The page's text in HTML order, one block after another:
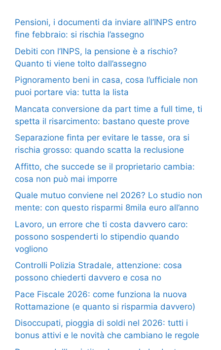
Pensioni, i documenti da inviare all’INPS entro
fine febbraio: si rischia l’assegno
Debiti con l’INPS, la pensione è a rischio?
Quanto ti viene tolto dall’assegno
Pignoramento beni in casa, cosa l’ufficiale non
puoi portare via: tutta la lista
Mancata conversione da part time a full time, ti
spetta il risarcimento: bastano queste prove
Separazione finta per evitare le tasse, ora si
rischia grosso: quando scatta la reclusione
Affitto, che succede se il proprietario cambia:
cosa non può mai imporre
Quale mutuo conviene nel 2026? Lo studio non
mente: con questo risparmi 8mila euro all’anno
Lavoro, un errore che ti costa davvero caro:
possono sospenderti lo stipendio quando
vogliono
Controlli Polizia Stradale, attenzione: cosa
possono chiederti davvero e cosa no
Pace Fiscale 2026: come funziona la nuova
Rottamazione (e quanto si risparmia davvero)
Disoccupati, pioggia di soldi nel 2026: tutti i
bonus attivi e le novità che cambiano le regole